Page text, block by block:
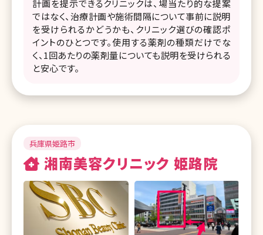
計画を提示できるクリニックは、場当たり的な提案
ではなく、治療計画や施術間隔について事前に説明
を受けられるかどうかも、クリニック選びの確認ポ
イントのひとつです。使用する薬剤の種類だけでな
く、1回あたりの薬剤量についても説明を受けられる
と安心です。
兵庫県姫路市
湘南美容クリニック 姫路院